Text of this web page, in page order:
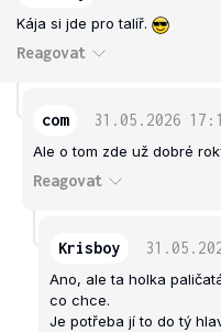
Kája si jde pro talíř.
Reagovat
com 31.05.2026
Ale o tom zde už dobré
Reagovat
Krisboy
Ano, ale ta holka
co chce.
Je potřeba jí to do tý